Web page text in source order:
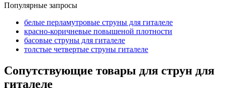
Популярные запросы
белые перламутровые струны для гиталеле
красно-коричневые повышеной плотности
басовые струны для гиталеле
толстые четвертые струны гиталеле
Сопутствующие товары для струн для
гиталеле